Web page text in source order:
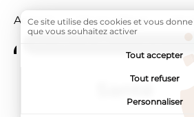
Accueil Vie au village Vie
Ce site utilise des cookies et vous
que vous souhaitez activer
Tout accepter
Tout refuser
Personnaliser